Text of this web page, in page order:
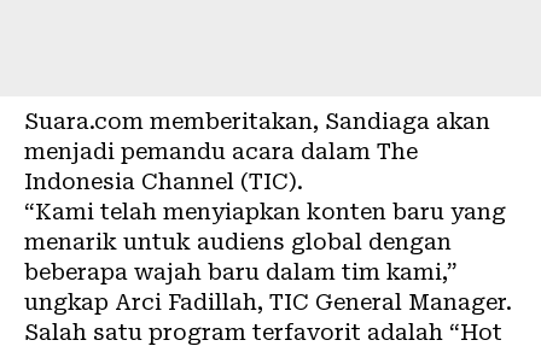
Suara.com memberitakan, Sandiaga akan
menjadi pemandu acara dalam The
Indonesia Channel (TIC).
“Kami telah menyiapkan konten baru yang
menarik untuk audiens global dengan
beberapa wajah baru dalam tim kami,”
ungkap Arci Fadillah, TIC General Manager.
Salah satu program terfavorit adalah “Hot